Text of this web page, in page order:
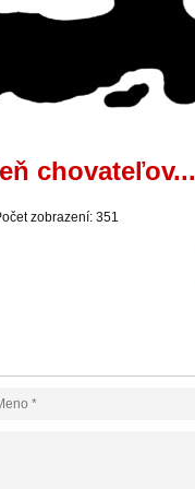
chovateľov...
zobrazení: 351